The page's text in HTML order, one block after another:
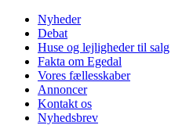
Nyheder
Debat
Huse og lejligheder til salg
Fakta om Egedal
Vores fællesskaber
Annoncer
Kontakt os
Nyhedsbrev